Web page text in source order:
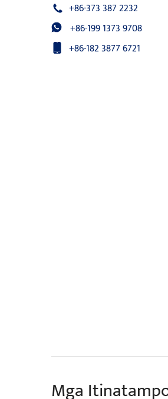
+86-373 387 2232
+86-199 1373 9708
+86-182 3877 6721
Mga